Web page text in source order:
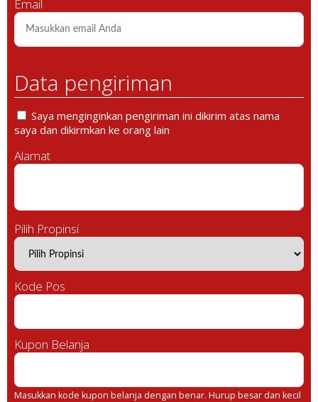
Email
Data pengiriman
Saya menginginkan pengiriman ini dikirim atas nama
saya dan dikirmkan ke orang lain
Alamat
Pilih Propinsi
Kode Pos
Kupon Belanja
Masukkan kode kupon belanja dengan benar. Hurup besar dan kecil